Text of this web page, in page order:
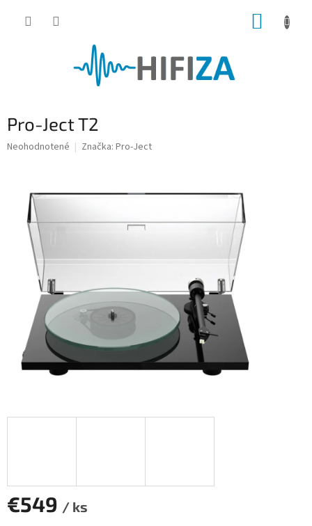
Pro-Ject T2
Priemerné
hviezdičiek.
Neohodnotené Značka: Pro-Ject
€549 / ks